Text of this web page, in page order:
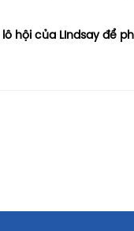
hội của LIndsay để